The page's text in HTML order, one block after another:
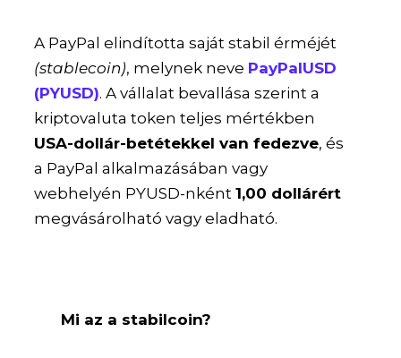
A PayPal elindította saját stabil érméjét
(stablecoin), melynek neve PayPalUSD
(PYUSD). A vállalat bevallása szerint a
kriptovaluta token teljes mértékben
USA-dollár-betétekkel van fedezve, és
a PayPal alkalmazásában vagy
webhelyén PYUSD-nként1,00 dollárért
megvásárolható vagy eladható.
Mi az a stabilcoin?